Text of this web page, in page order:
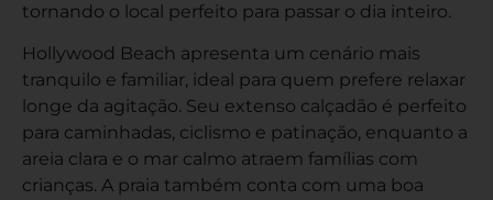
tornando o local perfeito para passar o dia inteiro.
Hollywood Beach apresenta um cenário mais
tranquilo e familiar, ideal para quem prefere relaxar
longe da agitação. Seu extenso calçadão é perfeito
para caminhadas, ciclismo e patinação, enquanto a
areia clara e o mar calmo atraem famílias com
crianças. A praia também conta com uma boa